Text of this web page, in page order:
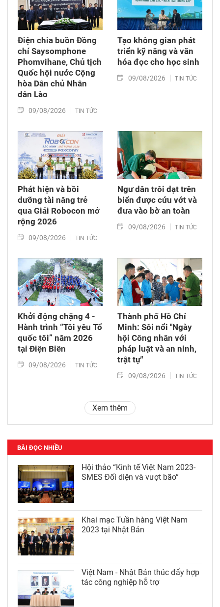
Điện chia buồn Đồng
chí Saysomphone
Phomvihane, Chủ tịch
Quốc hội nước Cộng
hòa Dân chủ Nhân
dân Lào
09/08/2026 TIN TỨC
Tạo không gian phát
triển kỹ năng và văn
hóa đọc cho học sinh
09/08/2026 TIN TỨC
Phát hiện và bồi
dưỡng tài năng trẻ
qua Giải Robocon mở
rộng 2026
09/08/2026 TIN TỨC
Ngư dân trôi dạt trên
biển được cứu vớt và
đưa vào bờ an toàn
09/08/2026 TIN TỨC
Khởi động chặng 4 -
Hành trình “Tôi yêu Tổ
quốc tôi” năm 2026
tại Điện Biên
09/08/2026 TIN TỨC
Thành phố Hồ Chí
Minh: Sôi nổi "Ngày
hội Công nhân với
pháp luật và an ninh,
trật tự"
09/08/2026 TIN TỨC
Xem thêm
BÀI ĐỌC NHIỀU
Hội thảo “Kinh tế Việt Nam 2023-
SMES Đối diện và vượt bão”
Khai mạc Tuần hàng Việt Nam
2023 tại Nhật Bản
Việt Nam - Nhật Bản thúc đẩy hợp
tác công nghiệp hỗ trợ